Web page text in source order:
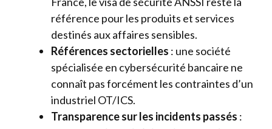
référence pour les produits et services
destinés aux affaires sensibles.
Références sectorielles : une société
spécialisée en cybersécurité bancaire ne
connaît pas forcément les contraintes d’un
industriel OT/ICS.
Transparence sur les incidents passés :